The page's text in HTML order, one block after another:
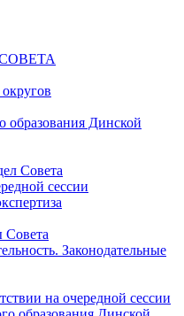
образования Динской
Совета
сессии
Совета
Законодательные
на очередной сессии